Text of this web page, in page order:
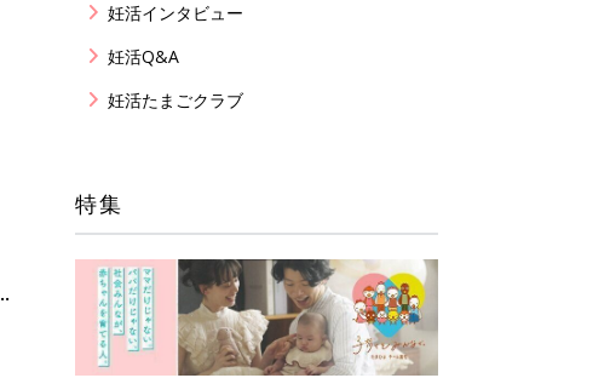
妊活インタビュー
妊活Q&A
妊活たまごクラブ
特集